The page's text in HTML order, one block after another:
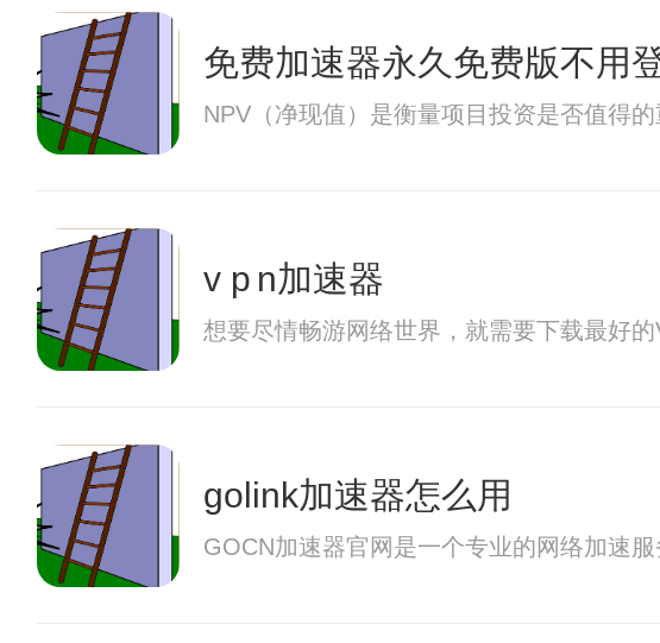
免费加速器永久免费版不用
NPV（净现值）是衡量项目投资是否值得
v p n加速器
想要尽情畅游网络世界，就需要下载最好
golink加速器怎么用
GOCN加速器官网是一个专业的网络加速